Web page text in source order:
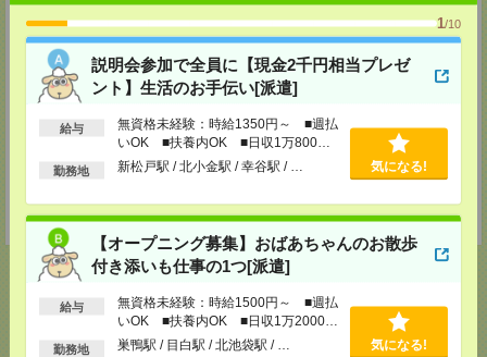
1/10
説明会参加で全員に【現金2千円相当プレゼ
ント】生活のお手伝い[派遣]
給与
無資格未経験：時給1350円～ ■週払
いOK ■扶養内OK ■日収1万800円
以上
勤務地 新松戸駅 / 北小金駅 / 幸谷駅 / … 気になる!
【オープニング募集】おばあちゃんのお散歩
付き添いも仕事の1つ[派遣]
給与
無資格未経験：時給1500円～ ■週払
いOK ■扶養内OK ■日収1万2000円
以上
勤務地 巣鴨駅 / 目白駅 / 北池袋駅 / … 気になる!
TEL：0120-921-871
MAIL：worker@nissonet.co.jp
担当：採用担当者
受付可能日時：9:30-19:00 ※電話受付時間⇒9:30-21:00
埼玉県さいたま市大宮区仲町2-23-2 大宮仲町センタービル3F（さいたま
TEL：0120-921-871
MAIL：worker@nissonet.co.jp
受付可能日時：9:30-19:00 ※電話受付時間⇒9:30-21:00
応募ページへ